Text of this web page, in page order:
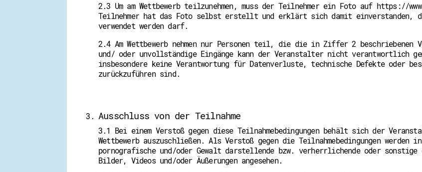
2.3 Um am Wettbewerb teilzunehmen, muss der Teilnehmer ein Foto auf https://
Teilnehmer hat das Foto selbst erstellt und erklärt sich damit einverstanden,
verwendet werden darf.
2.4 Am Wettbewerb nehmen nur Personen teil, die die in Ziffer 2 beschriebenen
und/ oder unvollständige Eingänge kann der Veranstalter nicht verantwortlich
insbesondere keine Verantwortung für Datenverluste, technische Defekte oder
zurückzuführen sind.
Ausschluss von der Teilnahme
3.1 Bei einem Verstoß gegen diese Teilnahmebedingungen behält sich der
Wettbewerb auszuschließen. Als Verstoß gegen die Teilnahmebedingungen werden
pornografische und/oder Gewalt darstellende bzw. verherrlichende oder sonstige
Bilder, Videos und/oder Äußerungen angesehen.